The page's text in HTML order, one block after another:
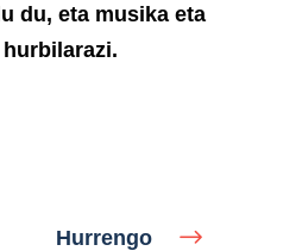
du, eta musika eta
Hurrengo